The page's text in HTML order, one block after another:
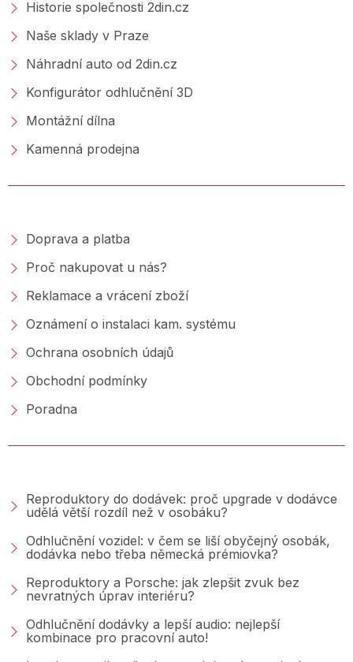
Historie společnosti 2din.cz
Naše sklady v Praze
Náhradní auto od 2din.cz
Konfigurátor odhlučnění 3D
Montážní dílna
Kamenná prodejna
Doprava a platba
Proč nakupovat u nás?
Reklamace a vrácení zboží
Oznámení o instalaci kam. systému
Ochrana osobních údajů
Obchodní podmínky
Poradna
Reproduktory do dodávek: proč upgrade v dodávce
udělá větší rozdíl než v osobáku?
Odhlučnění vozidel: v čem se liší obyčejný osobák,
dodávka nebo třeba německá prémiovka?
Reproduktory a Porsche: jak zlepšit zvuk bez
nevratných úprav interiéru?
Odhlučnění dodávky a lepší audio: nejlepší
kombinace pro pracovní auto!